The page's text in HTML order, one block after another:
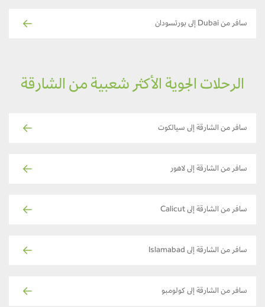
سافر من Dubai إلى بورتسودان
الرحلات الجوية الأكثر شعبية من الشارقة
سافر من الشارقة إلى سيالكوت
سافر من الشارقة إلى لاهور
سافر من الشارقة إلى Calicut
سافر من الشارقة إلى Islamabad
سافر من الشارقة إلى كولومبو